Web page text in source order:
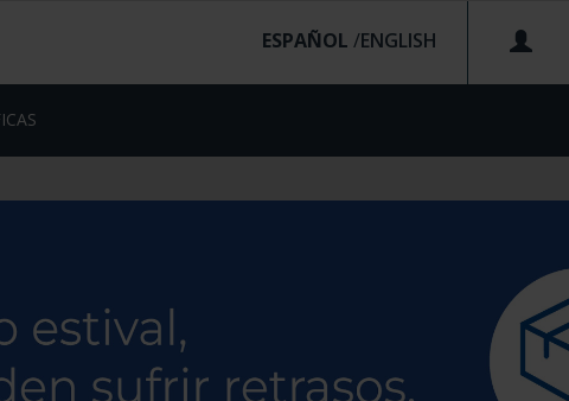
ESPAÑOL /